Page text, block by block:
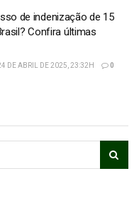
de indenização de 15
Confira últimas
DE ABRIL DE 2025, 23:32H 0